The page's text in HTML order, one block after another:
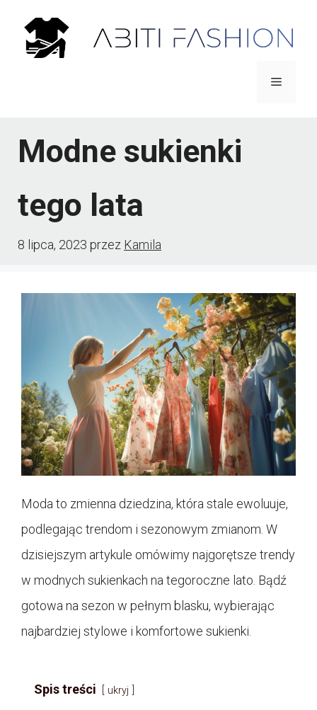
Menu
Modne sukienki
tego lata
8 lipca, 2023 przez Kamila
Moda to zmienna dziedzina, która stale ewoluuje,
podlegając trendom i sezonowym zmianom. W
dzisiejszym artykule omówimy najgorętsze trendy
w modnych sukienkach na tegoroczne lato. Bądź
gotowa na sezon w pełnym blasku, wybierając
najbardziej stylowe i komfortowe sukienki.
Spis treści ukryj